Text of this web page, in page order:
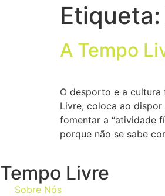
Etiqueta:
A Tempo
O desporto e a cultura
Livre, coloca ao
fomentar a “atividade
porque não se sabe
Tempo Livre
Sobre Nós